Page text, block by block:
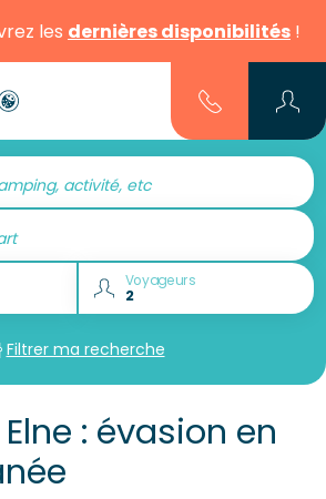
les dernières disponibilités !
activité, etc
Voyageurs
Filtrer ma recherche
: évasion en